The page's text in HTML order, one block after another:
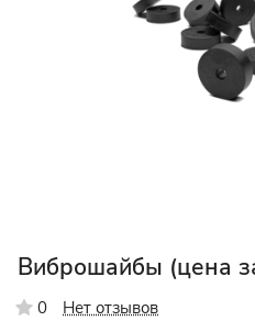
Виброшайбы (цена
0 Нет отзывов